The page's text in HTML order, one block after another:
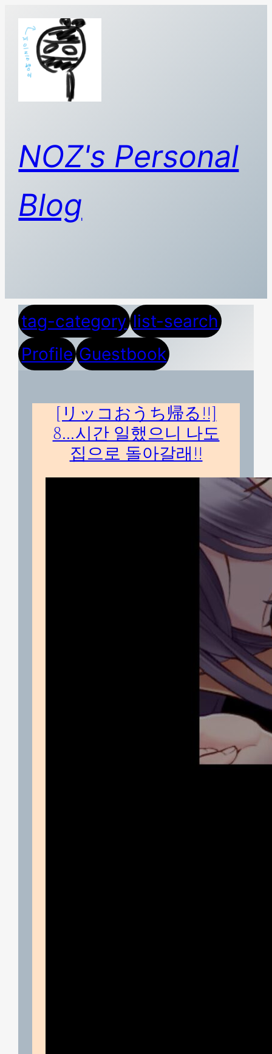
NOZ's Personal
Blog
tag-category list-search
Profile Guestbook
[リッコおうち帰る!!]
8…시간 일했으니 나도
집으로 돌아갈래!!